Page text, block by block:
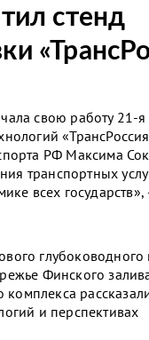
стенд
свою работу 21-я
РФ Максима
транспортных
всех государств»,
глубоководного
Финского
и перспективах